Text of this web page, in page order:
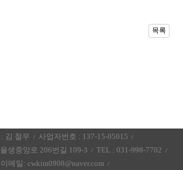
목록
: 김 철우
사업자번호 : 137-15-05015
생중앙로 206번길 109-3
TEL : 031-998-7702
이메일: cwkim0908@naver.com